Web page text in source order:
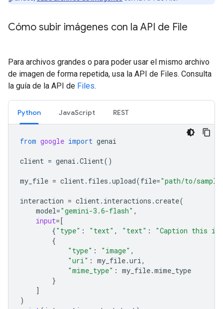
Cómo subir imágenes con la API de File
Para archivos grandes o para poder usar el mismo archivo
de imagen de forma repetida, usa la API de Files. Consulta
la guía de la API de Files.
Python JavaScript REST
from google import genai
client = genai .Client()
my_file = client. files .upload(file="path/to/
interaction = client. interactions .create(
model="gemini-3.6-flash" ,
input=[
{"type" : "text" , "text" :
"Caption this
{
"type" : "image" ,
"uri" : my_file.uri,
"mime_type" : my_file.mime_type
}
]
)